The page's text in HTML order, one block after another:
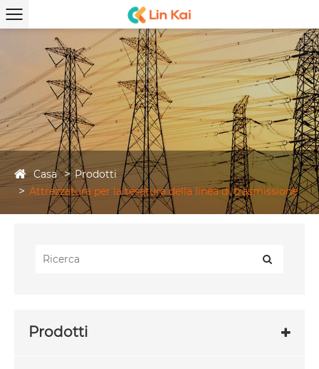
Casa
Prodotti
Attrezzatura per la tesatura della linea di trasmissione
Prodotti